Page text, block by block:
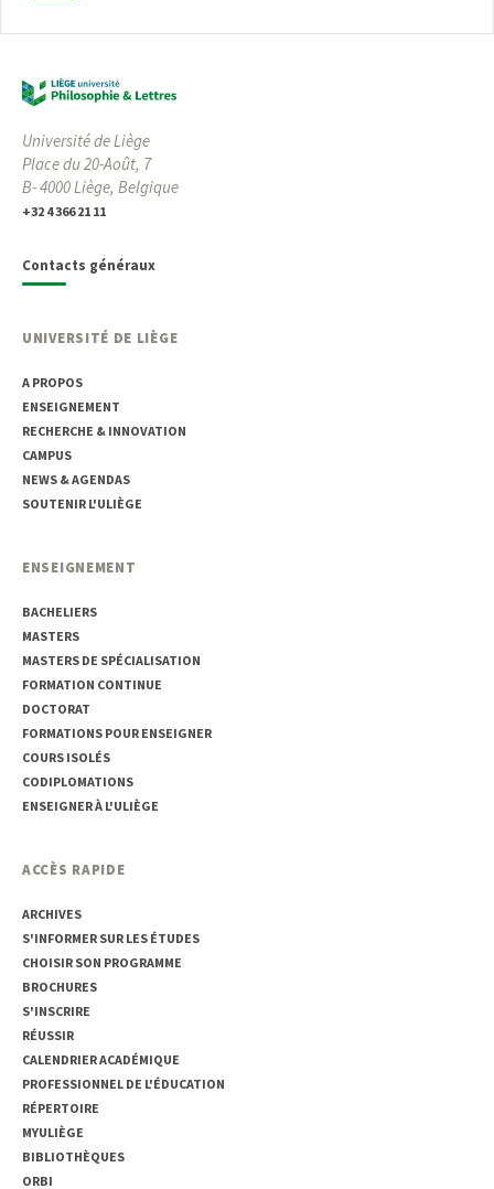
Université de Liège
Place du 20-Août, 7
B- 4000 Liège, Belgique
+32 4 366 21 11
Contacts généraux
UNIVERSITÉ DE LIÈGE
A PROPOS
ENSEIGNEMENT
RECHERCHE & INNOVATION
CAMPUS
NEWS & AGENDAS
SOUTENIR L'ULIÈGE
ENSEIGNEMENT
BACHELIERS
MASTERS
MASTERS DE SPÉCIALISATION
FORMATION CONTINUE
DOCTORAT
FORMATIONS POUR ENSEIGNER
COURS ISOLÉS
CODIPLOMATIONS
ENSEIGNER À L'ULIÈGE
ACCÈS RAPIDE
ARCHIVES
S'INFORMER SUR LES ÉTUDES
CHOISIR SON PROGRAMME
BROCHURES
S'INSCRIRE
RÉUSSIR
CALENDRIER ACADÉMIQUE
PROFESSIONNEL DE L'ÉDUCATION
RÉPERTOIRE
MYULIÈGE
BIBLIOTHÈQUES
ORBI